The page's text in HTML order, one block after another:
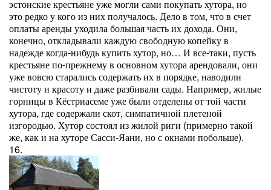
эстонские крестьяне уже могли сами покупать хутора, но
это редко у кого из них получалось. Дело в том, что в счет
оплаты аренды уходила большая часть их дохода. Они,
конечно, откладывали каждую свободную копейку в
надежде когда-нибудь купить хутор, но… И все-таки, пусть
крестьяне по-прежнему в основном хутора арендовали, они
уже вовсю старались содержать их в порядке, наводили
чистоту и красоту и даже разбивали сады. Например, жилые
горницы в Кёстриасеме уже были отделены от той части
хутора, где содержали скот, симпатичной плетеной
изгородью. Хутор состоял из жилой риги (примерно такой
же, как и на хуторе Сасси-Яани, но с окнами побольше).
16.